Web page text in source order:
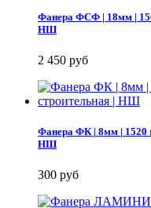
Фанера ФСФ | 18мм |
НШ
2 450 руб
Фанера ФК | 8мм | 1520
НШ
300 руб